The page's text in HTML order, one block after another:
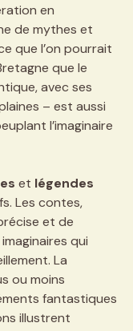
en
de mythes et
que l’on pourrait
que le
avec ses
– est aussi
l’imaginaire
et légendes
Les contes,
et de
qui
La
ou moins
fantastiques
illustrent